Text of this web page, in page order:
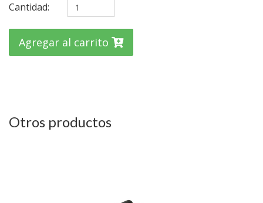
Cantidad:
Agregar al carrito
Otros productos